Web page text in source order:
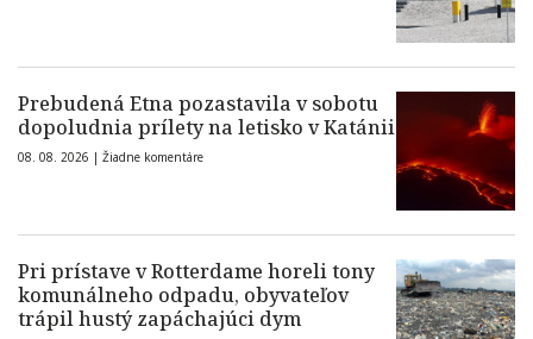
Prebudená Etna pozastavila v sobotu
dopoludnia prílety na letisko v Katánii
08. 08. 2026 | Žiadne komentáre
Pri prístave v Rotterdame horeli tony
komunálneho odpadu, obyvateľov
trápil hustý zapáchajúci dym